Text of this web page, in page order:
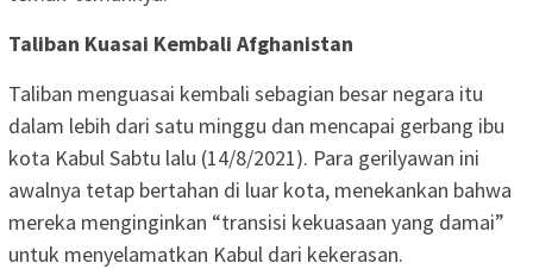
Taliban Kuasai Kembali Afghanistan
Taliban menguasai kembali sebagian besar negara itu
dalam lebih dari satu minggu dan mencapai gerbang ibu
kota Kabul Sabtu lalu (14/8/2021). Para gerilyawan ini
awalnya tetap bertahan di luar kota, menekankan bahwa
mereka menginginkan “transisi kekuasaan yang damai”
untuk menyelamatkan Kabul dari kekerasan.